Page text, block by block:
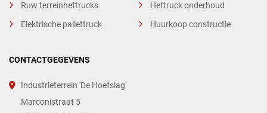
Ruw terreinheftrucks
Elektrische pallettruck
Heftruck onderhoud
Huurkoop constructie
CONTACTGEGEVENS
Industrieterrein 'De Hoefslag'
Marconistraat 5